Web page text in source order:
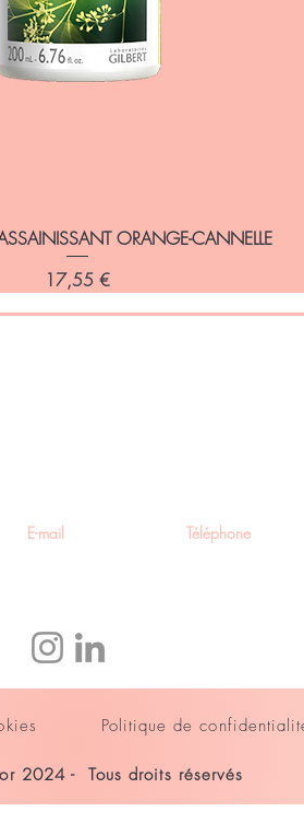
ORANGE-CANNELLE
Prix
17,55 €
Politique de
2024 - Tous droits réservés